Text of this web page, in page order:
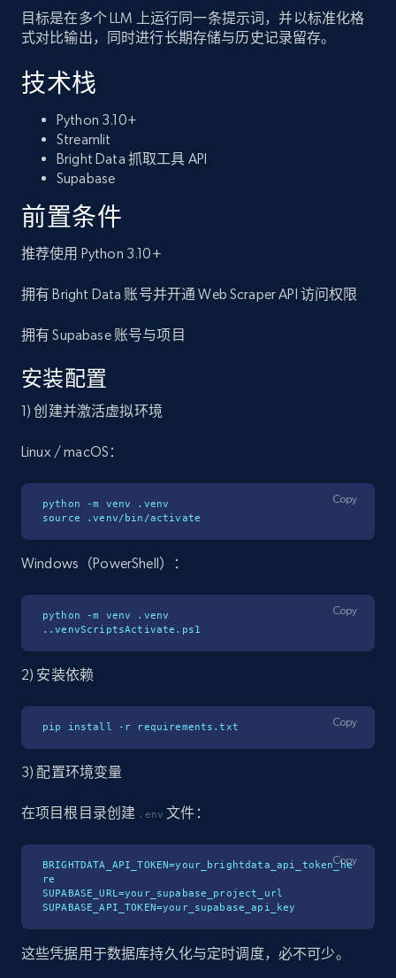
目标是在多个 LLM 上运行同一条提示词，并以标准化格
式对比输出，同时进行长期存储与历史记录留存。
技术栈
Python 3.10+
Streamlit
Bright Data 抓取工具 API
Supabase
前置条件
推荐使用 Python 3.10+
拥有 Bright Data 账号并开通 Web Scraper API 访问权限
拥有 Supabase 账号与项目
安装配置
1) 创建并激活虚拟环境
Linux / macOS：
python -m venv .venv
source .venv/bin/activate
Copy
Windows（PowerShell）：
python -m venv .venv
..venvScriptsActivate.ps1
Copy
2) 安装依赖
pip install -r requirements.txt Copy
3) 配置环境变量
在项目根目录创建 .env 文件：
BRIGHTDATA_API_TOKEN=your_brightdata_api_token_he
re
SUPABASE_URL=your_supabase_project_url
SUPABASE_API_TOKEN=your_supabase_api_key
Copy
这些凭据用于数据库持久化与定时调度，必不可少。